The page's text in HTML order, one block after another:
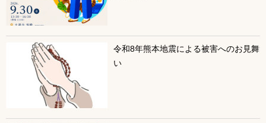
令和8年熊本地震による被害へのお見舞
い